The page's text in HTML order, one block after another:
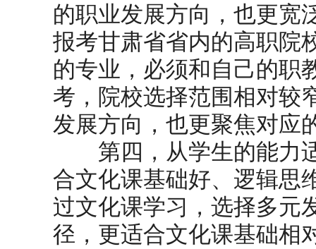
的职业发展方向，也更宽
报考甘肃省省内的高职院
的专业，必须和自己的职
考，院校选择范围相对较
发展方向，也更聚焦对应
第四，从学生的能力适
合文化课基础好、逻辑思
过文化课学习，选择多元
径，更适合文化课基础相